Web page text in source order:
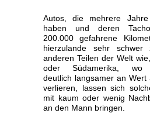
Autos, die mehrere
haben und deren
200.000 gefahrene
hierzulande sehr
anderen Teilen der Welt
oder Südamerika, wo
deutlich langsamer an Wert
verlieren, lassen sich
mit kaum oder wenig
an den Mann bringen.